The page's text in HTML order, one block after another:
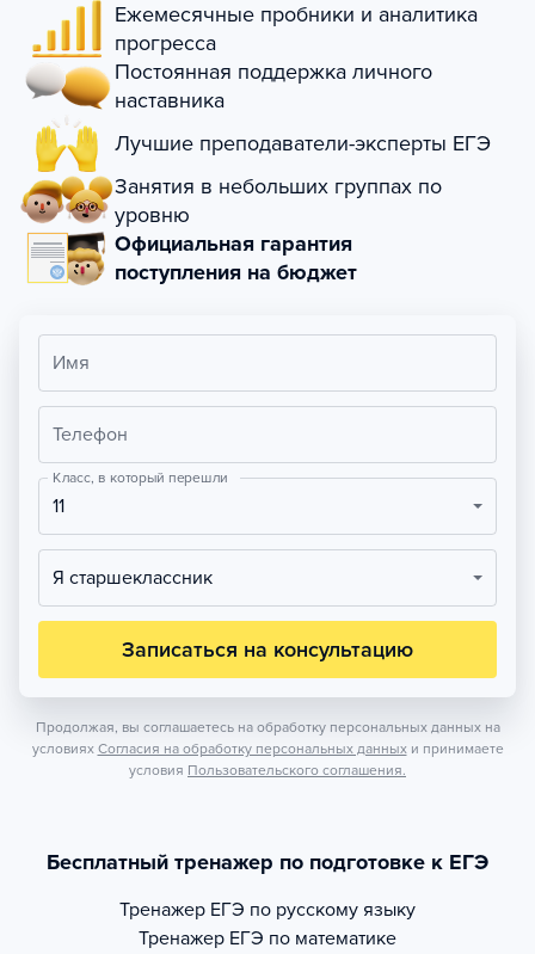
Ежемесячные пробники и аналитика
прогресса
Постоянная поддержка личного
наставника
Лучшие преподаватели-эксперты ЕГЭ
Занятия в небольших группах по
уровню
Официальная гарантия
поступления на бюджет
Имя
Телефон
Класс, в который перешли
11
Я старшеклассник
Записаться на консультацию
Продолжая, вы соглашаетесь на обработку персональных данных на
условиях Согласия на обработку персональных данных и принимаете
условия Пользовательского соглашения.
Бесплатный тренажер по подготовке к ЕГЭ
Тренажер ЕГЭ по русскому языку
Тренажер ЕГЭ по математике